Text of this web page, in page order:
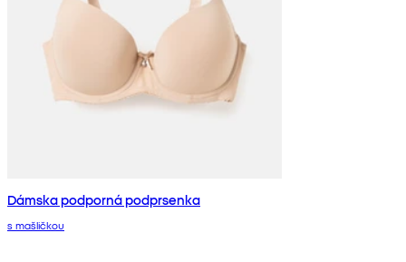
Dámska podporná podprsenka
s mašličkou